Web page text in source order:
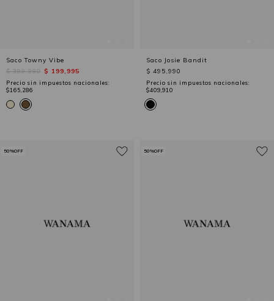
Saco Towny Vibe
$ 399,990 $ 199,995
Precio sin impuestos nacionales:
$165,286
Saco Josie Bandit
$ 495,990
Precio sin impuestos nacionales:
$409,910
50%OFF 50%OFF